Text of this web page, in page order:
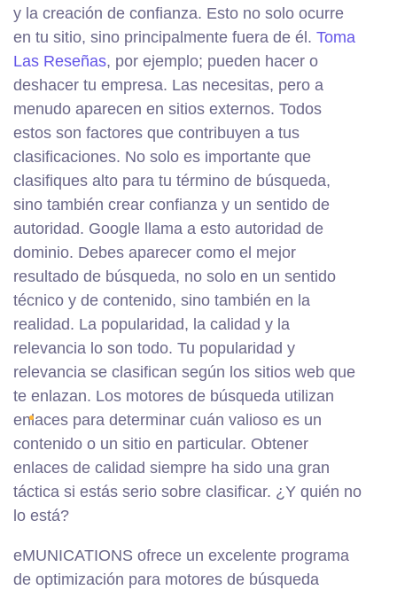
y la creación de confianza. Esto no solo ocurre
en tu sitio, sino principalmente fuera de él. Toma
Las Reseñas, por ejemplo; pueden hacer o
deshacer tu empresa. Las necesitas, pero a
menudo aparecen en sitios externos. Todos
estos son factores que contribuyen a tus
clasificaciones. No solo es importante que
clasifiques alto para tu término de búsqueda,
sino también crear confianza y un sentido de
autoridad. Google llama a esto autoridad de
dominio. Debes aparecer como el mejor
resultado de búsqueda, no solo en un sentido
técnico y de contenido, sino también en la
realidad. La popularidad, la calidad y la
relevancia lo son todo. Tu popularidad y
relevancia se clasifican según los sitios web que
te enlazan. Los motores de búsqueda utilizan
enlaces para determinar cuán valioso es un
contenido o un sitio en particular. Obtener
enlaces de calidad siempre ha sido una gran
táctica si estás serio sobre clasificar. ¿Y quién no
lo está?
eMUNICATIONS ofrece un excelente programa
de optimización para motores de búsqueda